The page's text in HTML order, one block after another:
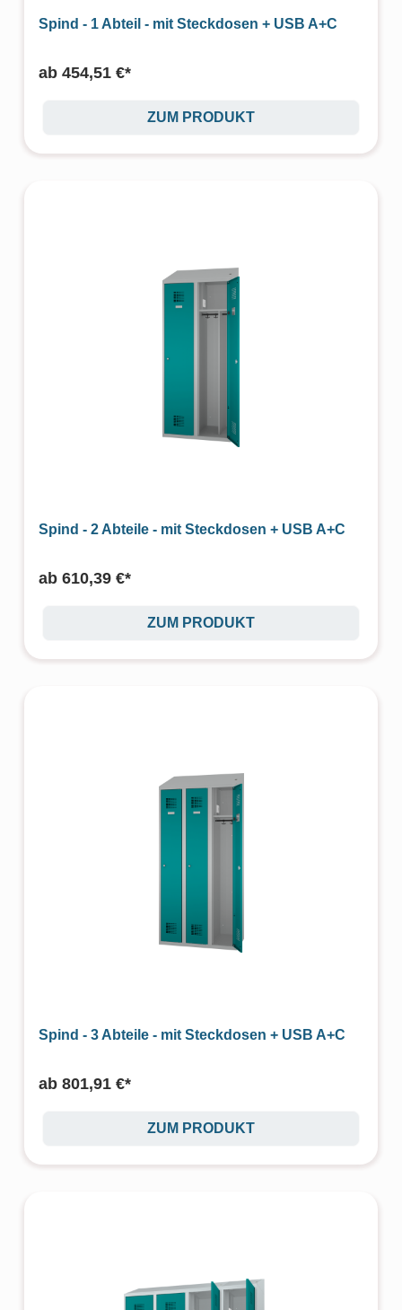
Spind - 1 Abteil - mit Steckdosen + USB A+C
ab 454,51 €*
ZUM PRODUKT
Spind - 2 Abteile - mit Steckdosen + USB A+C
ab 610,39 €*
ZUM PRODUKT
Spind - 3 Abteile - mit Steckdosen + USB A+C
ab 801,91 €*
ZUM PRODUKT